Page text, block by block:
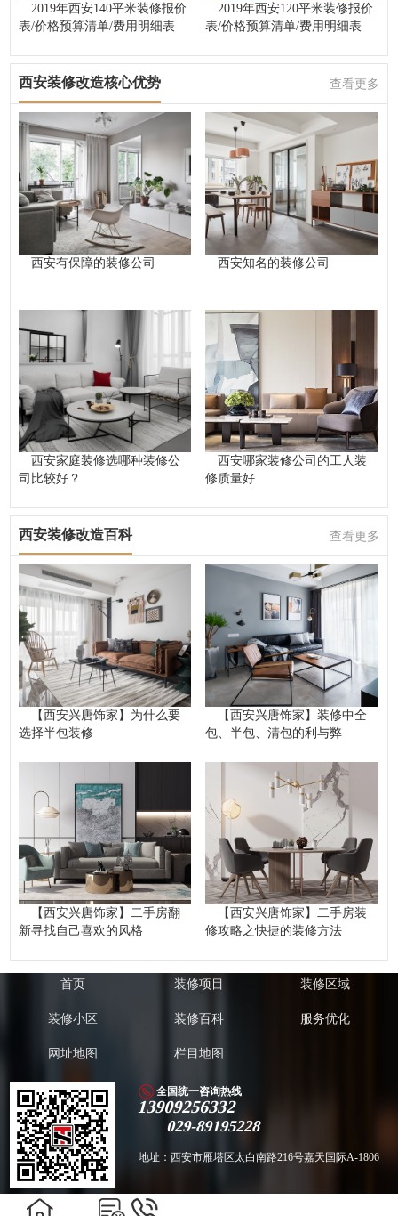
2019年西安140平米装修报价
表/价格预算清单/费用明细表
2019年西安120平米装修报价
表/价格预算清单/费用明细表
西安装修改造核心优势 查看更多
西安有保障的装修公司 西安知名的装修公司
西安家庭装修选哪种装修公
司比较好？
西安哪家装修公司的工人装
修质量好
西安装修改造百科 查看更多
【西安兴唐饰家】为什么要
选择半包装修
【西安兴唐饰家】装修中全
包、半包、清包的利与弊
【西安兴唐饰家】二手房翻
新寻找自己喜欢的风格
【西安兴唐饰家】二手房装
修攻略之快捷的装修方法
首页 装修项目 装修区域
装修小区 装修百科 服务优化
网址地图 栏目地图
全国统一咨询热线
13909256332
029-89195228
地址：西安市雁塔区太白南路216号嘉天国际A-1806